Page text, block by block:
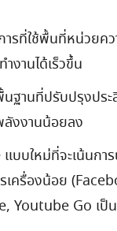
รที่ใช้พื้นที่หน่วยคว
งานได้เร็วขึ้น
ฐานที่ปรับปรุงประ
ลังงานน้อยลง
บบใหม่ที่จะเน้นกา
เครื่องน้อย
Youtube Go เป็